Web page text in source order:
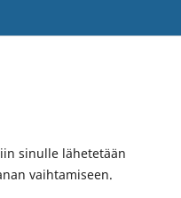
sinulle lähetetään
vaihtamiseen.